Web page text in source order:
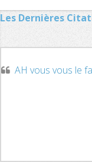
Les Dernières
AH vous vous le